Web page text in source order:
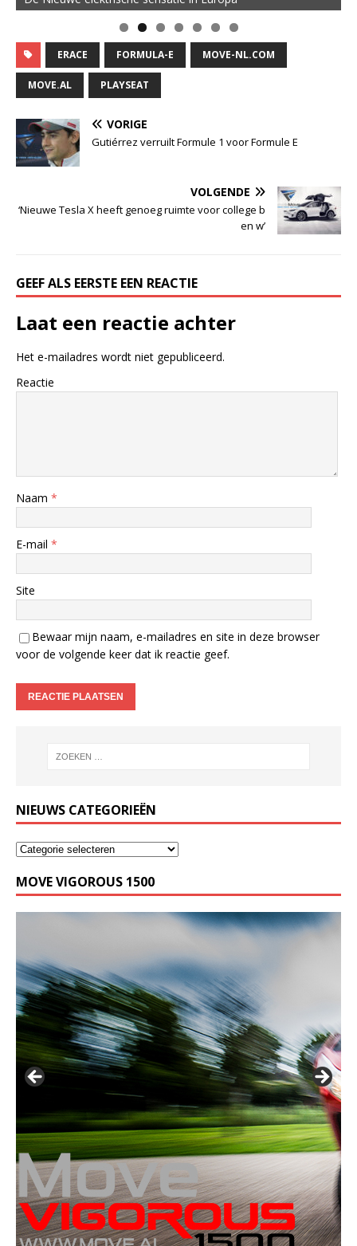
ERACE FORMULA-E MOVE-NL.COM
MOVE.AL PLAYSEAT
VORIGE
Gutiérrez verruilt Formule 1 voor Formule E
VOLGENDE
‘Nieuwe Tesla X heeft genoeg ruimte voor college b
en w’
GEEF ALS EERSTE EEN REACTIE
Laat een reactie achter
Het e-mailadres wordt niet gepubliceerd.
Reactie
Naam *
E-mail *
Site
Bewaar mijn naam, e-mailadres en site in deze browser
voor de volgende keer dat ik reactie geef.
NIEUWS CATEGORIEËN
MOVE VIGOROUS 1500